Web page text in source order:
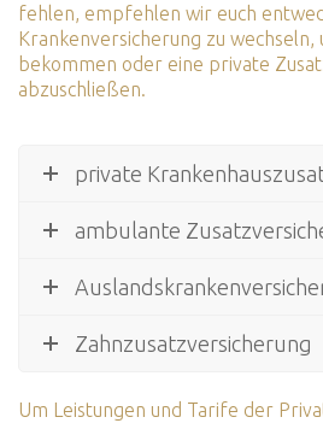
fehlen, empfehlen wir euch
Krankenversicherung zu wechseln,
bekommen oder eine private
abzuschließen.
private
ambulante
Zahnzusatzversicherung
Um Leistungen und Tarife der